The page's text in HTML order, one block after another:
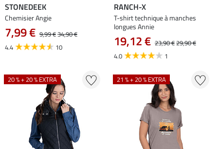
STONEDEEK
Chemisier Angie
7,99 € 9,99 €34,90 €
4.4
10
RANCH-X
T-shirt technique à manches
longues Annie
19,12 € 23,90 €29,90 €
4.0
1
20 % + 20 % EXTRA 21 % + 20 % EXTRA